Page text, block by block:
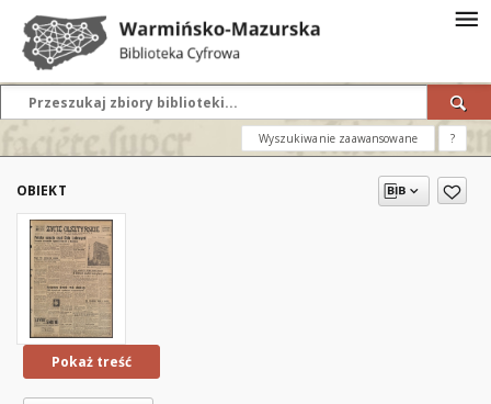
Wyszukiwanie zaawansowane ?
OBIEKT
Pokaż treść